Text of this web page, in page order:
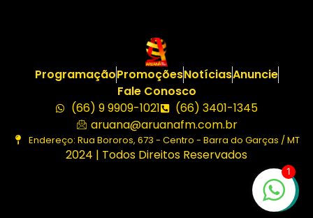
ProgramaçãoPromoçõesNotíciasAnuncie
Fale Conosco
(66) 9 9909-1021
(66) 3401-1345
aruana@aruanafm.com.br
Endereço: Rua Bororos, 673 - Centro - Barra do Garças / MT
2024 | Todos Direitos Reservados
1